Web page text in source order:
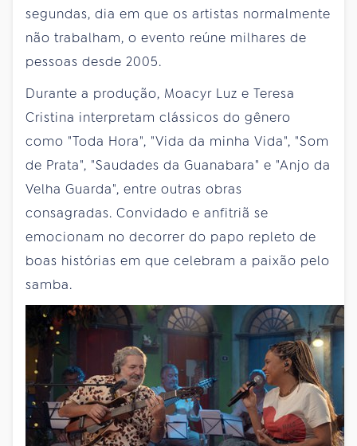
segundas, dia em que os artistas normalmente
não trabalham, o evento reúne milhares de
pessoas desde 2005.
Durante a produção, Moacyr Luz e Teresa
Cristina interpretam clássicos do gênero
como "Toda Hora", "Vida da minha Vida", "Som
de Prata", "Saudades da Guanabara" e "Anjo da
Velha Guarda", entre outras obras
consagradas. Convidado e anfitriã se
emocionam no decorrer do papo repleto de
boas histórias em que celebram a paixão pelo
samba.